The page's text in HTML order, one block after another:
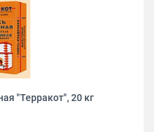
"Терракот", 20 кг